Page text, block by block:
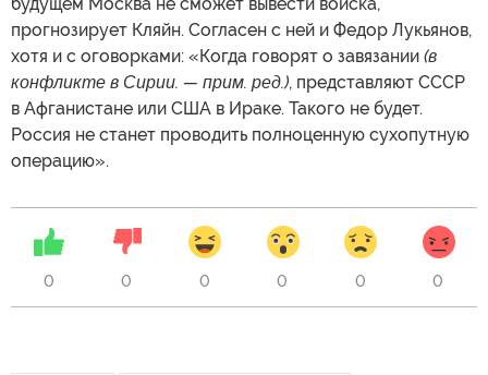
прогнозирует Кляйн. Согласен с ней и Федор Лукьянов,
хотя и с оговорками: «Когда говорят о завязании (в
конфликте в Сирии. — прим. ред.), представляют СССР
в Афганистане или США в Ираке. Такого не будет.
Россия не станет проводить полноценную сухопутную
операцию».
0 0 0 0 0 0